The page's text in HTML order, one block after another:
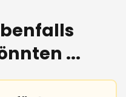
...